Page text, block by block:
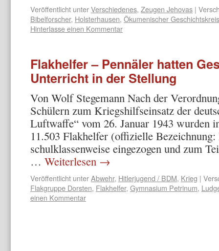
Veröffentlicht unterVerschiedenes, Zeugen Jehovas |
Bibelforscher, Holsterhausen, Ökumenischer
Hinterlasse einen Kommentar
Flakhelfer – Pennäler hatten
Unterricht in der Stellung
Von Wolf Stegemann Nach der
Schülern zum Kriegshilfseinsatz der
Luftwaffe“ vom 26. Januar 1943 wurden
11.503 Flakhelfer (offizielle
schulklassenweise eingezogen und zum
… Weiterlesen →
Veröffentlicht unterAbwehr, Hitlerjugend / BDM, Krieg |
Flakgruppe Dorsten, Flakhelfer, Gymnasium Petrinum,
einen Kommentar